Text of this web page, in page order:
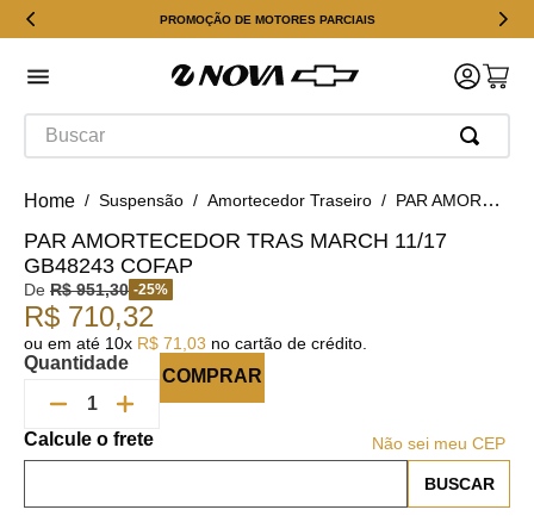
PROMOÇÃO DE MOTORES PARCIAIS
Buscar
Suspensão Amortecedor Traseiro PAR AMORTECEDOR TRAS MARCH 11/17 GB48243 COFAP
PAR AMORTECEDOR TRAS MARCH 11/17
GB48243 COFAP
De R$ 951,30 -25%
R$ 710,32
ou em até 10x R$ 71 03 no cartão de crédito.
Quantidade
COMPRAR
Não sei meu CEP